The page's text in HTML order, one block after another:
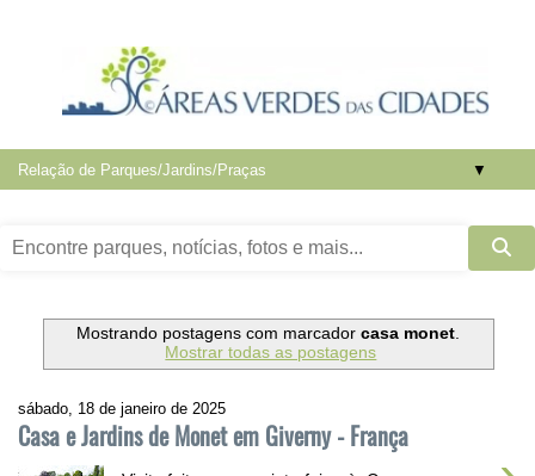
▼
Mostrando postagens com marcador casa monet.
Mostrar todas as postagens
sábado, 18 de janeiro de 2025
Casa e Jardins de Monet em Giverny - França